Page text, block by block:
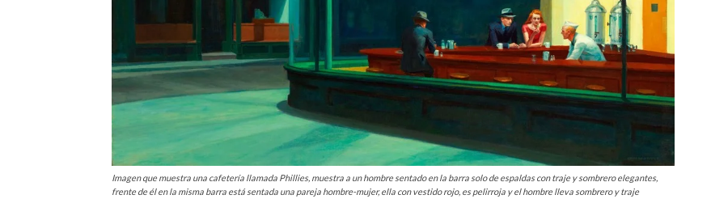
Imagen que muestra una cafetería llamada Phillies, muestra a un hombre sentado en la barra solo de espaldas con traje y sombrero elegantes,
frente de él en la misma barra está sentada una pareja hombre-mujer, ella con vestido rojo, es pelirroja y el hombre lleva sombrero y traje